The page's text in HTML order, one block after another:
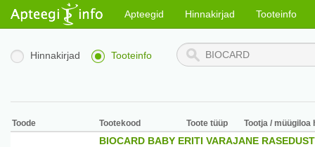
Apteegid Hinnakirjad Tooteinfo
Hinnakirjad Tooteinfo
Toode Tootekood Toote tüüp Tootja / müügiloa
BIOCARD BABY ERITI VARAJANE